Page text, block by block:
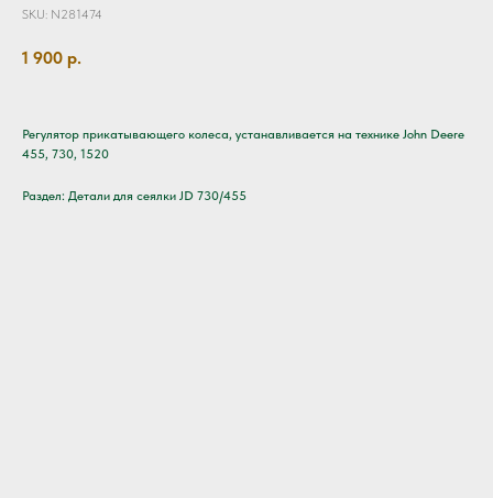
SKU: N281474
1 900 р.
Регулятор прикатывающего колеса, устанавливается на технике John Deere
455, 730, 1520
Раздел: Детали для сеялки JD 730/455